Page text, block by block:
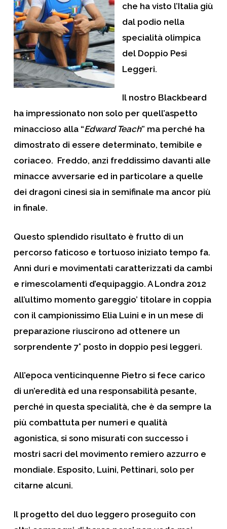
che ha visto l’Italia giù
dal podio nella
specialità olimpica
del Doppio Pesi
Leggeri.
Il nostro Blackbeard
ha impressionato non solo per quell’aspetto
minaccioso alla “Edward Teach” ma perché ha
dimostrato di essere determinato, temibile e
coriaceo. Freddo, anzi freddissimo davanti alle
minacce avversarie ed in particolare a quelle
dei dragoni cinesi sia in semifinale ma ancor più
in finale.
Questo splendido risultato è frutto di un
percorso faticoso e tortuoso iniziato tempo fa.
Anni duri e movimentati caratterizzati da cambi
e rimescolamenti d’equipaggio. A Londra 2012
all’ultimo momento gareggio’ titolare in coppia
con il campionissimo Elia Luini e in un mese di
preparazione riuscirono ad ottenere un
sorprendente 7° posto in doppio pesi leggeri.
All’epoca venticinquenne Pietro si fece carico
di un’eredità ed una responsabilità pesante,
perché in questa specialità, che è da sempre la
più combattuta per numeri e qualità
agonistica, si sono misurati con successo i
mostri sacri del movimento remiero azzurro e
mondiale. Esposito, Luini, Pettinari, solo per
citarne alcuni.
Il progetto del duo leggero proseguito con